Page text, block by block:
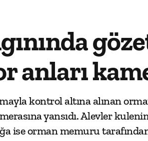
anları
kontrol altına alınan
yansıdı. Alevler
ise orman memuru